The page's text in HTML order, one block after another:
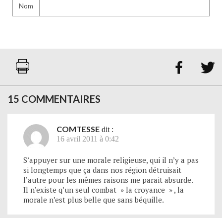
Nom
 
15 COMMENTAIRES
COMTESSE dit :
16 avril 2011 à 0:42
S’appuyer sur une morale religieuse, qui il n’y a pas
si longtemps que ça dans nos région détruisait
l’autre pour les mêmes raisons me parait absurde.
Il n’existe q’un seul combat » la croyance » , la
morale n’est plus belle que sans béquille.